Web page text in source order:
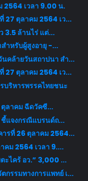
เวลา 9.00 น.
ตุลาคม 2564 เว...
3.5 ล้านไร่ แต่...
ำหรับผู้สูงอายุ -...
คล้ายวันสถาปนา สำ...
ตุลาคม 2564 เว...
บริหารพรรคไทยชนะ
ลาคม ฉีดวัคซี...
ชี้แจงกรณีแบรนด์ถ...
รที่ 26 ตุลาคม 2564...
ม 2564 เวลา 9....
ะไคร้ อว.” 3,000 ...
กรรมทางการแพทย์ เ...